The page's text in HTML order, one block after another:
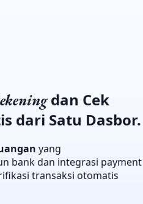
dan Cek
dari Satu Dasbor.
yang
bank dan integrasi payment
transaksi otomatis